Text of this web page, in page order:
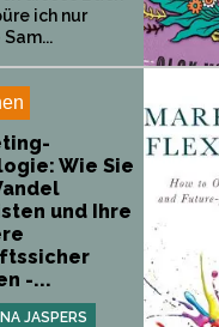
ich nur
Wie Sie
und Ihre
-...
JASPERS